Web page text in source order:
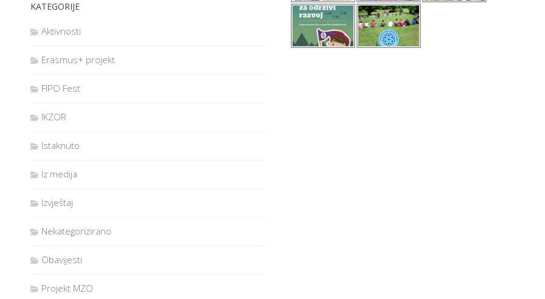
KATEGORIJE
Aktivnosti
Erasmus+ projekt
FIPO Fest
IKZOR
Istaknuto
Iz medija
Izvještaj
Nekategorizirano
Obavijesti
Projekt MZO